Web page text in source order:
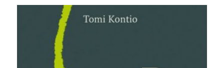
oli:
30,00 €.
on:
15,00 €.